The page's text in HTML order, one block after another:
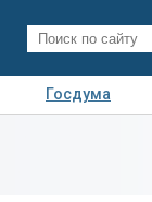
Госдума